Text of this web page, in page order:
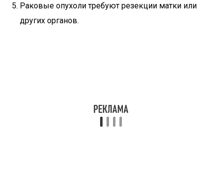
Раковые опухоли требуют резекции матки или
других органов.